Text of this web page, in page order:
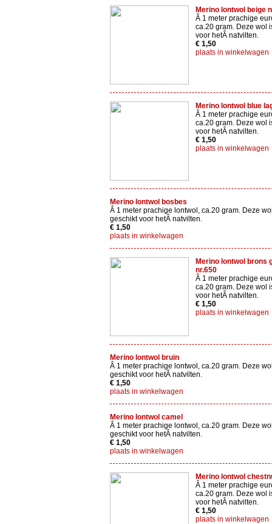
Merino lontwol beige
Â 1 meter prachige
ca.20 gram. Deze wol
voor hetÂ natvilten.
€ 1,50
plaats in winkelwagen
Merino lontwol blue
Â 1 meter prachige
ca.20 gram. Deze wol
voor hetÂ natvilten.
€ 1,50
plaats in winkelwagen
Merino lontwol bosbes
Â 1 meter prachige lontwol, ca.20 gram. Deze
geschikt voor hetÂ natvilten.
€ 1,50
plaats in winkelwagen
Merino lontwol brons
nr.650
Â 1 meter prachige
ca.20 gram. Deze wol
voor hetÂ natvilten.
€ 1,50
plaats in winkelwagen
Merino lontwol bruin
Â 1 meter prachige lontwol, ca.20 gram. Deze
geschikt voor hetÂ natvilten.
€ 1,50
plaats in winkelwagen
Merino lontwol camel
Â 1 meter prachige lontwol, ca.20 gram. Deze
geschikt voor hetÂ natvilten.
€ 1,50
plaats in winkelwagen
Merino lontwol
Â 1 meter prachige
ca.20 gram. Deze wol
voor hetÂ natvilten.
€ 1,50
plaats in winkelwagen